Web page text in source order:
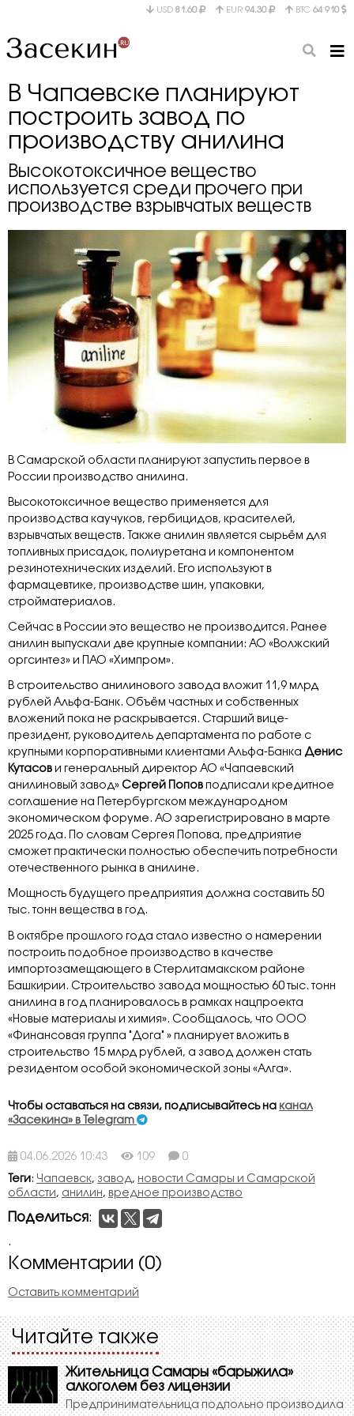
USD 81.60 EUR 94.30 BTC 64 910
В Чапаевске планируют
построить завод по
производству анилина
Высокотоксичное вещество
используется среди прочего при
производстве взрывчатых веществ
В Самарской области планируют запустить первое в
России производство анилина.
Высокотоксичное вещество применяется для
производства каучуков, гербицидов, красителей,
взрывчатых веществ. Также анилин является сырьём для
топливных присадок, полиуретана и компонентом
резинотехнических изделий. Его используют в
фармацевтике, производстве шин, упаковки,
стройматериалов.
Сейчас в России это вещество не производится. Ранее
анилин выпускали две крупные компании: АО «Волжский
оргсинтез» и ПАО «Химпром».
В строительство анилинового завода вложит 11,9 млрд
рублей Альфа-Банк. Объём частных и собственных
вложений пока не раскрывается. Старший вице-
президент, руководитель департамента по работе с
крупными корпоративными клиентами Альфа-Банка Денис
Кутасов и генеральный директор АО «Чапаевский
анилиновый завод» Сергей Попов подписали кредитное
соглашение на Петербургском международном
экономическом форуме. АО зарегистрировано в марте
2025 года. По словам Сергея Попова, предприятие
сможет практически полностью обеспечить потребности
отечественного рынка в анилине.
Мощность будущего предприятия должна составить 50
тыс. тонн вещества в год.
В октябре прошлого года стало известно о намерении
построить подобное производство в качестве
импортозамещающего в Стерлитамакском районе
Башкирии. Строительство завода мощностью 60 тыс. тонн
анилина в год планировалось в рамках нацпроекта
«Новые материалы и химия». Сообщалось, что ООО
«Финансовая группа "Дога" » планирует вложить в
строительство 15 млрд рублей, а завод должен стать
резидентом особой экономической зоны «Алга».
Чтобы оставаться на связи, подписывайтесь на канал
«Засекина» в Telegram
04.06.2026 10:43 109 0
Теги: Чапаевск, завод, новости Самары и Самарской
области, анилин, вредное производство
Поделиться:
.
Комментарии (0)
Оставить комментарий
Читайте также
Жительница Самары «барыжила»
алкоголем без лицензии
Предпринимательница подпольно производила